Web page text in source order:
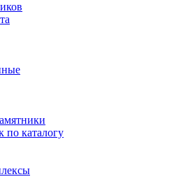
по каталогу